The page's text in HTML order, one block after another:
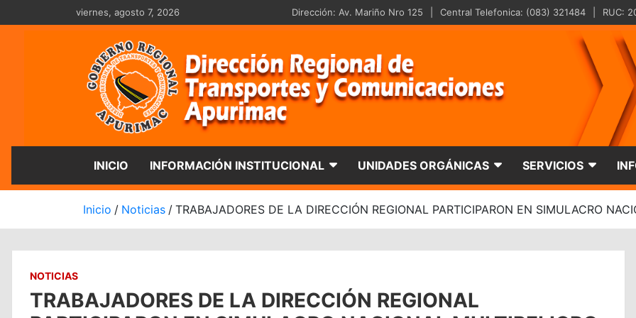
al
viernes, agosto 7, 2026 Dirección: Av. Mariño Nro 125 Central Telefonica: (083) 321484 RUC:
Dirección Regional De Transportes Y
INICIO INFORMACIÓN INSTITUCIONAL UNIDADES ORGÁNICAS SERVICIOS
Inicio Noticias TRABAJADORES DE LA DIRECCIÓN REGIONAL PARTICIPARON EN SIMULACRO
NOTICIAS
TRABAJADORES DE LA DIRECCIÓN REGIONAL